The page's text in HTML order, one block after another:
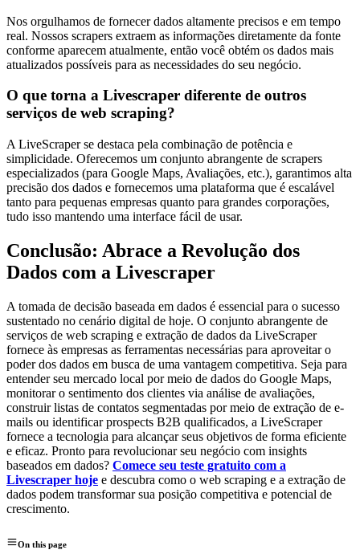
Nos orgulhamos de fornecer dados altamente precisos e em tempo
real. Nossos scrapers extraem as informações diretamente da fonte
conforme aparecem atualmente, então você obtém os dados mais
atualizados possíveis para as necessidades do seu negócio.
O que torna a Livescraper diferente de outros
serviços de web scraping?
A LiveScraper se destaca pela combinação de potência e
simplicidade. Oferecemos um conjunto abrangente de scrapers
especializados (para Google Maps, Avaliações, etc.), garantimos alta
precisão dos dados e fornecemos uma plataforma que é escalável
tanto para pequenas empresas quanto para grandes corporações,
tudo isso mantendo uma interface fácil de usar.
Conclusão: Abrace a Revolução dos
Dados com a Livescraper
A tomada de decisão baseada em dados é essencial para o sucesso
sustentado no cenário digital de hoje. O conjunto abrangente de
serviços de web scraping e extração de dados da LiveScraper
fornece às empresas as ferramentas necessárias para aproveitar o
poder dos dados em busca de uma vantagem competitiva. Seja para
entender seu mercado local por meio de dados do Google Maps,
monitorar o sentimento dos clientes via análise de avaliações,
construir listas de contatos segmentadas por meio de extração de e-
mails ou identificar prospects B2B qualificados, a LiveScraper
fornece a tecnologia para alcançar seus objetivos de forma eficiente
e eficaz. Pronto para revolucionar seu negócio com insights
baseados em dados? Comece seu teste gratuito com a
Livescraper hoje e descubra como o web scraping e a extração de
dados podem transformar sua posição competitiva e potencial de
crescimento.
On this page